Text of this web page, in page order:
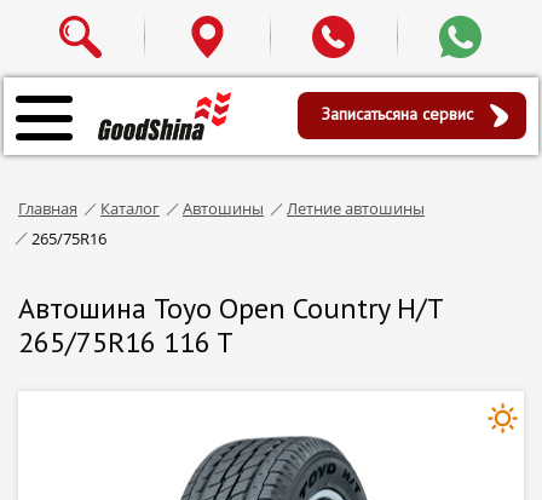
Записатьсяна сервис
Главная Каталог Автошины
Летние автошины
265/75R16
Автошина Toyo Open Country H/T
265/75R16 116 T